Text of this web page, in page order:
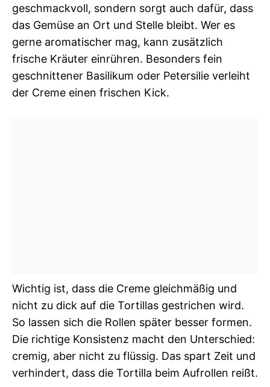
geschmackvoll, sondern sorgt auch dafür, dass
das Gemüse an Ort und Stelle bleibt. Wer es
gerne aromatischer mag, kann zusätzlich
frische Kräuter einrühren. Besonders fein
geschnittener Basilikum oder Petersilie verleiht
der Creme einen frischen Kick.
Wichtig ist, dass die Creme gleichmäßig und
nicht zu dick auf die Tortillas gestrichen wird.
So lassen sich die Rollen später besser formen.
Die richtige Konsistenz macht den Unterschied:
cremig, aber nicht zu flüssig. Das spart Zeit und
verhindert, dass die Tortilla beim Aufrollen reißt.